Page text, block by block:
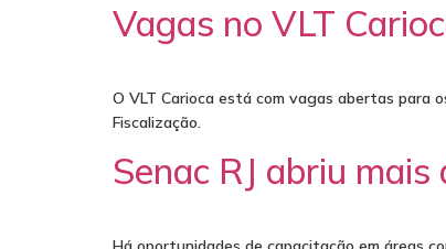
Vagas no VLT
O VLT Carioca está com vagas abertas para
Fiscalização.
Senac RJ abriu